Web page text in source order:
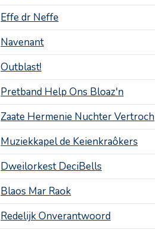
Effe dr Neffe
Navenant
Outblast!
Pretband Help Ons Bloaz'n
Zaate Hermenie Nuchter Vertroch
Muziekkapel de Keienkraôkers
Dweilorkest DeciBells
Blaos Mar Raok
Redelijk Onverantwoord